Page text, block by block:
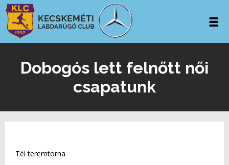
Dobogós lett felnőtt női
csapatunk
Téi teremtorna